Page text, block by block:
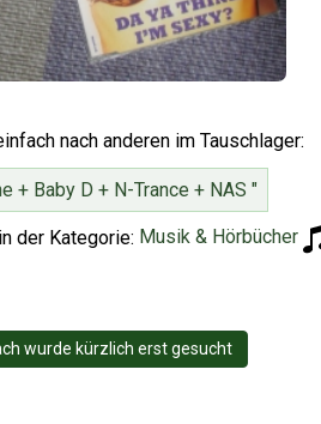
nach anderen im Tauschlager:
+ Baby D + N-Trance + NAS "
der Kategorie: Musik & Hörbücher
wurde kürzlich erst gesucht